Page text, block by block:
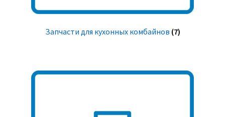
Запчасти для кухонных комбайнов (7)